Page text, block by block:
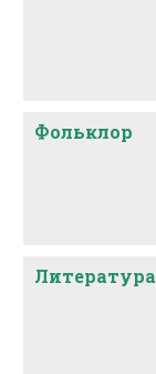
Фольклор
Литература